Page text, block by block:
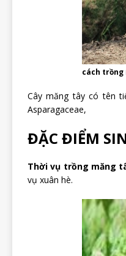
cách trồng
Cây măng tây có tên
Asparagaceae,
ĐẶC ĐIỂM
Thời vụ trồng măng
vụ xuân hè.